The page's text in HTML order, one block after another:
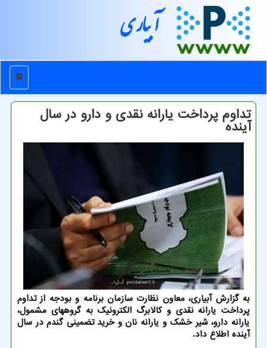
آبیاری
منو
تداوم پرداخت یارانه نقدی و دارو در سال
آینده
به گزارش آبیاری، معاون نظارت سازمان برنامه و بودجه از تداوم
پرداخت یارانه نقدی و کالابرگ الکترونیک به گروههای مشمول،
یارانه دارو، شیر خشک و یارانه نان و خرید تضمینی گندم در سال
آینده اطلاع داد.